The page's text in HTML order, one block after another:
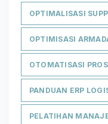
OPTIMALISASI
OPTIMISASI
OTOMATISASI
PANDUAN ERP
PELATIHAN